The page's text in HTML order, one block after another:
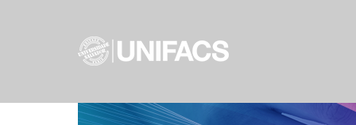
CAPA SOBRE ACESSO CADASTRO